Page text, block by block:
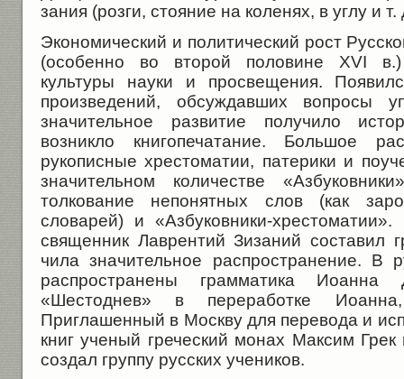
зания (розги, стояние на коленях, в углу и т.
Экономический и политический рост
(особенно во второй половине XVI в.)
культуры науки и просвещения.
произведений, обсуж­давших вопросы
значительное развитие по­лучило
возникло книгопечатание. Большое
рукописные хрестоматии, патерики и
значительном количестве
толкование непонятных слов (как
словарей) и «Азбуковники-
священник Лаврентий Зизаний составил
чила значительное распространение. В
рас­пространены грамматика
«Шестоднев» в пе­реработке Иоанна,
Приглашенный в Москву для перевода и
книг ученый греческий монах Максим
создал группу русских уче­ников.